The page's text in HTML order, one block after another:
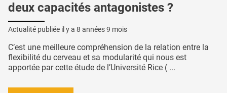
deux capacités antagonistes ?
Actualité publiée il y a 8 années 9 mois
C’est une meilleure compréhension de la relation entre la
flexibilité du cerveau et sa modularité qui nous est
apportée par cette étude de l’Université Rice ( ...